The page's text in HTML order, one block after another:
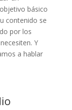
básico
contenido se
por los
Y
a hablar